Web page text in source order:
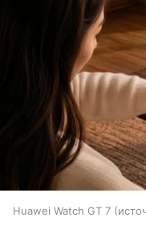
Huawei Watch GT 7